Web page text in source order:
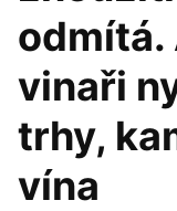
vinaři
trhy,
vína